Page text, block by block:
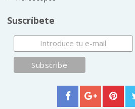
Suscríbete